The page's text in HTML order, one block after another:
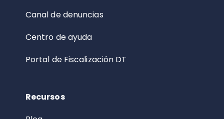
Canal de denuncias
Centro de ayuda
Portal de Fiscalización DT
Recursos